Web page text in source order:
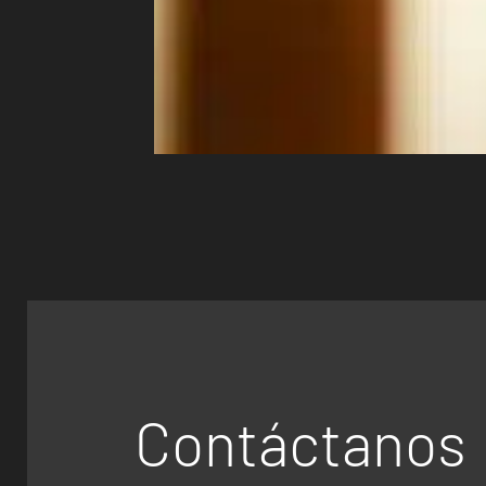
Contáctanos